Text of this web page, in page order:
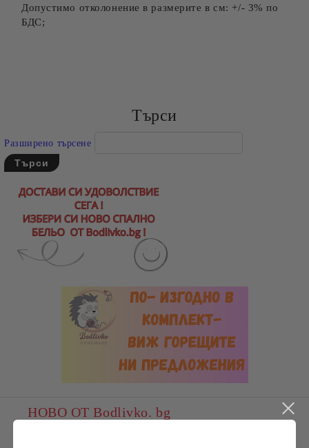
Допустимо отколонение в размерите в см: +/- 3% по
БДС;
Търси
Разширено търсене
НОВО ОТ Bodlivko. bg